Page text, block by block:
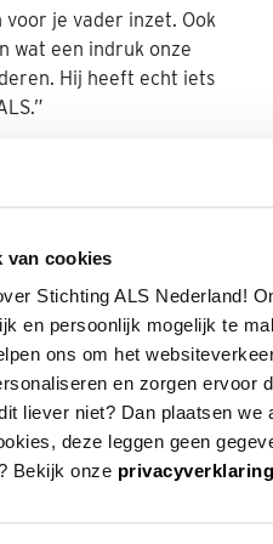
van cookies
Stichting ALS Nederland!
en persoonlijk mogelijk te
ons om het
en zorgen ervoor
liever niet? Dan plaatsen we
deze leggen geen
Bekijk onze privacyverklaring
je vader inzet. Ook
wat een indruk onze
Hij heeft echt iets
overleed Ingur. In zijn
deze campagne is de
manier in beeld
van Ingur. “De
Dat papa eraan
voor persoon hij was”,
niet bij neer dat deze
dat een medicijn hem
het belangrijk dat er